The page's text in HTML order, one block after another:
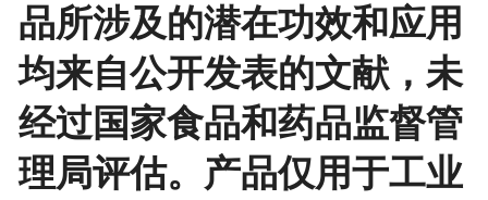
品所涉及的潜在功效和应用
均来自公开发表的文献，未
经过国家食品和药品监督管
理局评估。产品仅用于工业